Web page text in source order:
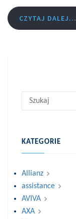
CZYTAJ DALEJ...
KATEGORIE
Allianz
assistance
AVIVA
AXA